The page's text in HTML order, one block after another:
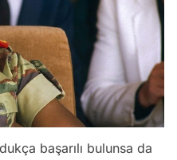
başarılı bulunsa da